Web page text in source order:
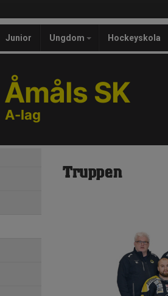
Junior Ungdom Hockeyskola
Åmåls SK
A-lag
Truppen